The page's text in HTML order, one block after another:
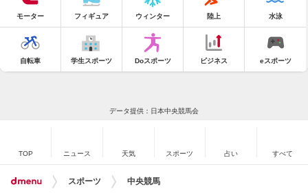
モーター フィギュア ウィンター 陸上 水泳
自転車 学生スポーツ Doスポーツ ビジネス eスポーツ
データ提供：日本中央競馬会
TOP ニュース 天気 スポーツ 占い すべて
スポーツ 中央競馬